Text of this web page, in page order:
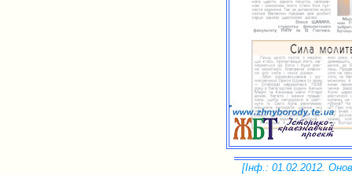
[Інф.: 01.02.2012.